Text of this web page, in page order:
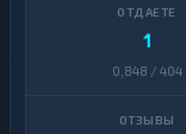
1
0,848 / 404